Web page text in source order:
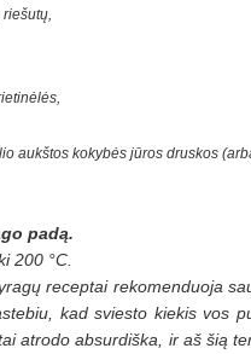
aukštos kokybės jūros druskos
padą.
200 °C.
receptai rekomenduoja
kad sviesto kiekis vos
atrodo absurdiška, ir aš šią